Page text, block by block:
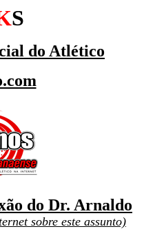
S
do Atlético
do Dr. Arnaldo
sobre este assunto)